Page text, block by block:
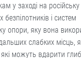
у заході на
і систем
опори, яку вона
слабких місць,
які можуть вдарити